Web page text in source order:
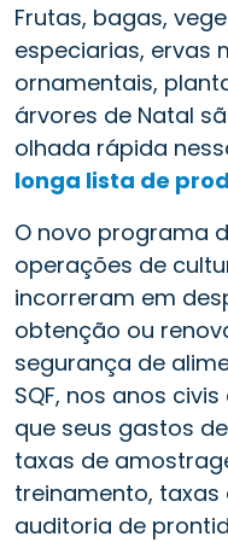
Frutas, bagas,
especiarias, ervas
ornamentais,
árvores de Natal
olhada rápida
longa lista de
O novo programa
operações de
incorreram em
obtenção ou
segurança de
SQF, nos anos
que seus gastos
taxas de
treinamento,
auditoria de